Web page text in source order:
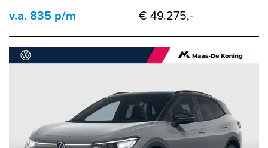
v.a. 835 p/m € 49.275,-